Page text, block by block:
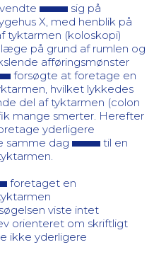
sig på
X, med henblik på
tyktarmen (koloskopi)
på grund af rumlen og
afføringsmønster
forsøgte at foretage en
hvilket lykkedes
del af tyktarmen (colon
mange smerter. Herefter
yderligere
samme dag
til en
foretaget en
viste intet
orienteret om skriftligt
ikke yderligere